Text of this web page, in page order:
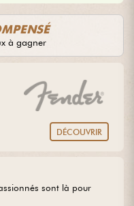
à gagner
DÉCOUVRIR
sont là pour